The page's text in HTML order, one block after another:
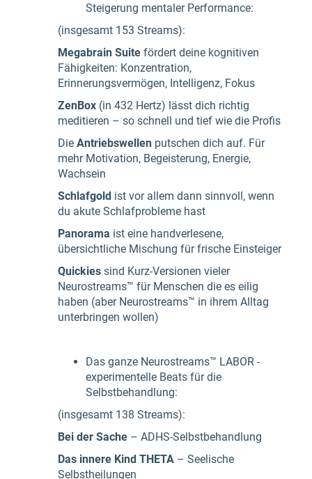
Steigerung mentaler Performance:
(insgesamt 153 Streams):
Megabrain Suite fördert deine kognitiven
Fähigkeiten: Konzentration,
Erinnerungsvermögen, Intelligenz, Fokus
ZenBox (in 432 Hertz) lässt dich richtig
meditieren – so schnell und tief wie die Profis
Die Antriebswellen putschen dich auf. Für
mehr Motivation, Begeisterung, Energie,
Wachsein
Schlafgold ist vor allem dann sinnvoll, wenn
du akute Schlafprobleme hast
Panorama ist eine handverlesene,
übersichtliche Mischung für frische Einsteiger
Quickies sind Kurz-Versionen vieler
Neurostreams™ für Menschen die es eilig
haben (aber Neurostreams™ in ihrem Alltag
unterbringen wollen)
Das ganze Neurostreams™ LABOR -
experimentelle Beats für die
Selbstbehandlung:
(insgesamt 138 Streams):
Bei der Sache – ADHS-Selbstbehandlung
Das innere Kind THETA – Seelische
Selbstheilungen